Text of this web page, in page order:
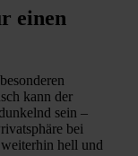
einen
kann der
sein –
bei
hell und